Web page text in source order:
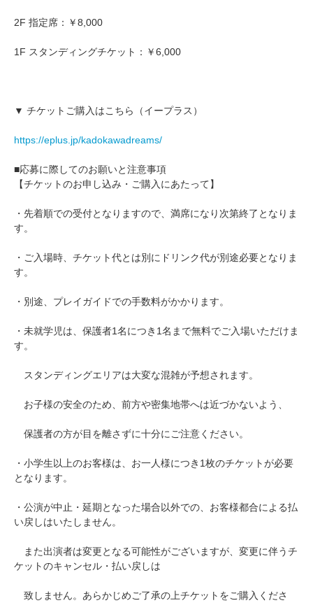
2F 指定席：￥8,000
1F スタンディングチケット：￥6,000
▼ チケットご購入はこちら（イープラス）
https://eplus.jp/kadokawadreams/
■応募に際してのお願いと注意事項
【チケットのお申し込み・ご購入にあたって】
・先着順での受付となりますので、満席になり次第終了となりま
す。
・ご入場時、チケット代とは別にドリンク代が別途必要となりま
す。
・別途、プレイガイドでの手数料がかかります。
・未就学児は、保護者1名につき1名まで無料でご入場いただけま
す。
スタンディングエリアは大変な混雑が予想されます。
お子様の安全のため、前方や密集地帯へは近づかないよう、
保護者の方が目を離さずに十分にご注意ください。
・小学生以上のお客様は、お一人様につき1枚のチケットが必要
となります。
・公演が中止・延期となった場合以外での、お客様都合による払
い戻しはいたしません。
また出演者は変更となる可能性がございますが、変更に伴うチ
ケットのキャンセル・払い戻しは
致しません。あらかじめご了承の上チケットをご購入くださ